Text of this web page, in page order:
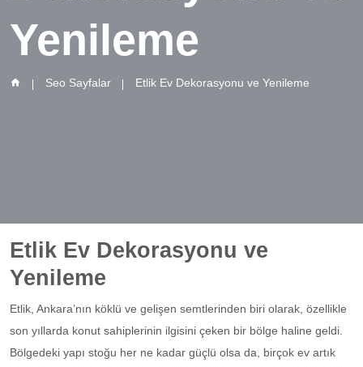
Yenileme
Seo Sayfalar Etlik Ev Dekorasyonu ve Yenileme
Etlik Ev Dekorasyonu ve
Yenileme
Etlik, Ankara’nın köklü ve gelişen semtlerinden biri olarak, özellikle
son yıllarda konut sahiplerinin ilgisini çeken bir bölge haline geldi.
Bölgedeki yapı stoğu her ne kadar güçlü olsa da, birçok ev artık